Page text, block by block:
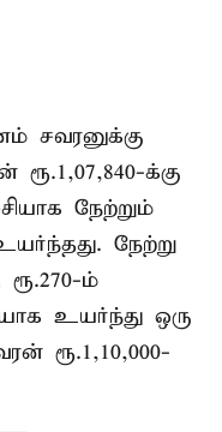
சவரனுக்கு
ரூ.1,07,840-க்கு
நேற்றும்
நேற்று
ம்
உயர்ந்து ஒரு
ரூ.1,10,000-